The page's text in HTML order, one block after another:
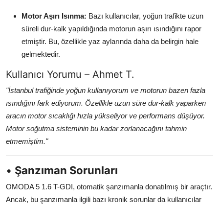
Motor Aşırı Isınma: Bazı kullanıcılar, yoğun trafikte uzun
süreli dur-kalk yapıldığında motorun aşırı ısındığını rapor
etmiştir. Bu, özellikle yaz aylarında daha da belirgin hale
gelmektedir.
Kullanıcı Yorumu – Ahmet T.
"İstanbul trafiğinde yoğun kullanıyorum ve motorun bazen fazla
ısındığını fark ediyorum. Özellikle uzun süre dur-kalk yaparken
aracın motor sıcaklığı hızla yükseliyor ve performans düşüyor.
Motor soğutma sisteminin bu kadar zorlanacağını tahmin
etmemiştim."
• Şanzıman Sorunları
OMODA 5 1.6 T-GDI, otomatik şanzımanla donatılmış bir araçtır.
Ancak, bu şanzımanla ilgili bazı kronik sorunlar da kullanıcılar